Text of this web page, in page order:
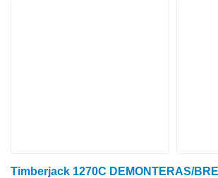
Timberjack 1270C DEMONTERAS/